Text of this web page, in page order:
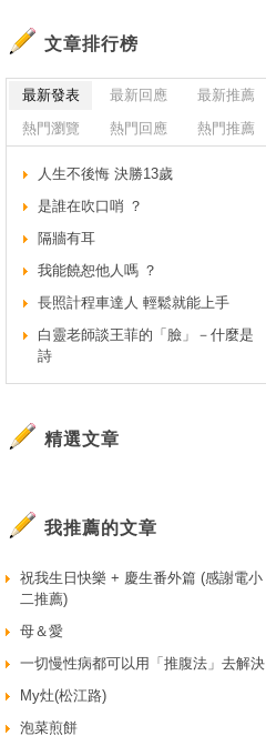
文章排行榜
最新發表 最新回應
最新推薦
熱門瀏覽
熱門回應 熱門推薦
人生不後悔 決勝13歲
是誰在吹口哨 ？
隔牆有耳
我能饒恕他人嗎 ？
長照計程車達人 輕鬆就能上手
白靈老師談王菲的「臉」－什麼是
詩
精選文章
我推薦的文章
祝我生日快樂 + 慶生番外篇 (感謝電小
二推薦)
母＆愛
一切慢性病都可以用「推腹法」去解決
My灶(松江路)
泡菜煎餅